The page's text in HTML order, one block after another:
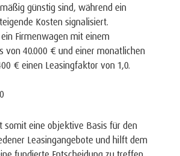
günstig sind, während ein
Kosten signalisiert.
Firmenwagen mit einem
von 40.000 € und einer monatlichen
€ einen Leasingfaktor von 1,0.
somit eine objektive Basis für den
Leasingangebote und hilft dem